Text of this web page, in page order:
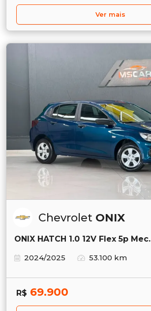
Ver mais
Chevrolet ONIX
ONIX HATCH 1.0 12V Flex 5p Mec.
2024/2025
53.100 km
R$ 69.900